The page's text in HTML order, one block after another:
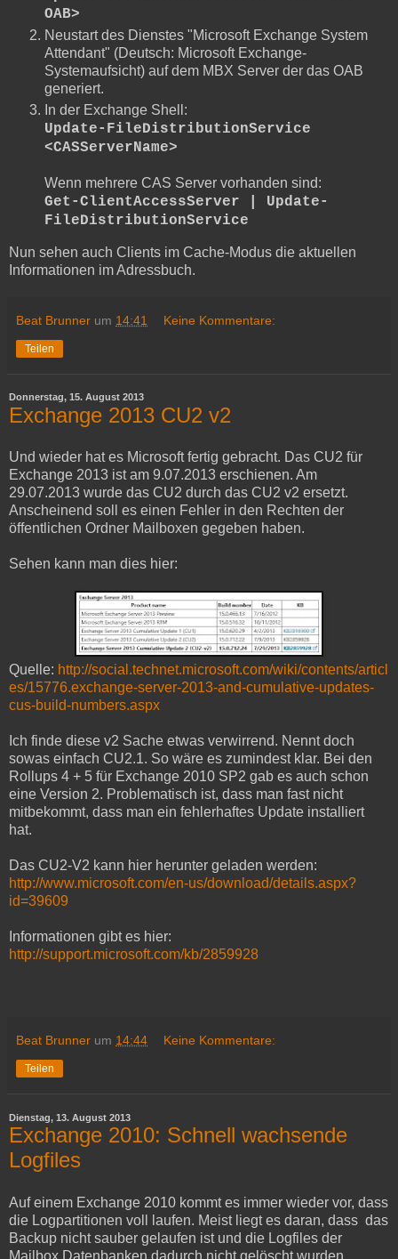
OAB>
Neustart des Dienstes "Microsoft Exchange System
Attendant" (Deutsch: Microsoft Exchange-
Systemaufsicht) auf dem MBX Server der das OAB
generiert.
In der Exchange Shell:
Update-FileDistributionService
<CASServerName>
Wenn mehrere CAS Server vorhanden sind:
Get-ClientAccessServer | Update-
FileDistributionService
Nun sehen auch Clients im Cache-Modus die aktuellen
Informationen im Adressbuch.
Beat Brunner um 14:41 Keine Kommentare:
Teilen
Donnerstag, 15. August 2013
Exchange 2013 CU2 v2
Und wieder hat es Microsoft fertig gebracht. Das CU2 für
Exchange 2013 ist am 9.07.2013 erschienen. Am
29.07.2013 wurde das CU2 durch das CU2 v2 ersetzt.
Anscheinend soll es einen Fehler in den Rechten der
öffentlichen Ordner Mailboxen gegeben haben.
Sehen kann man dies hier:
Quelle: http://social.technet.microsoft.com/wiki/contents/articl
es/15776.exchange-server-2013-and-cumulative-updates-
cus-build-numbers.aspx
Ich finde diese v2 Sache etwas verwirrend. Nennt doch
sowas einfach CU2.1. So wäre es zumindest klar. Bei den
Rollups 4 + 5 für Exchange 2010 SP2 gab es auch schon
eine Version 2. Problematisch ist, dass man fast nicht
mitbekommt, dass man ein fehlerhaftes Update installiert
hat.
Das CU2-V2 kann hier herunter geladen werden:
http://www.microsoft.com/en-us/download/details.aspx?
id=39609
Informationen gibt es hier:
http://support.microsoft.com/kb/2859928
Beat Brunner um 14:44 Keine Kommentare:
Teilen
Dienstag, 13. August 2013
Exchange 2010: Schnell wachsende
Logfiles
Auf einem Exchange 2010 kommt es immer wieder vor, dass
die Logpartitionen voll laufen. Meist liegt es daran, dass das
Backup nicht sauber gelaufen ist und die Logfiles der
Mailbox Datenbanken dadurch nicht gelöscht wurden.